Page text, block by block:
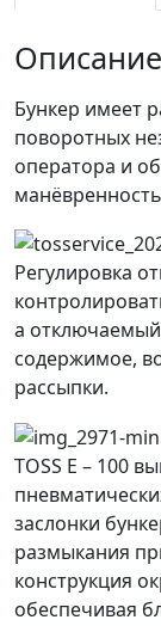
Описание
Бункер имеет
поворотных
оператора и
Регулировка
а
содержимое,
рассыпки.
TOSS E – 100
заслонки
размыкания
конструкция
обеспечивая